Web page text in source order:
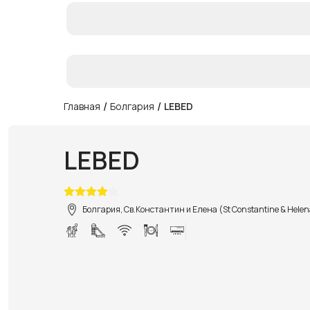
Главная / Болгария / LEBED
LEBED
Болгария, Св.Константин и Елена (St Constantine &